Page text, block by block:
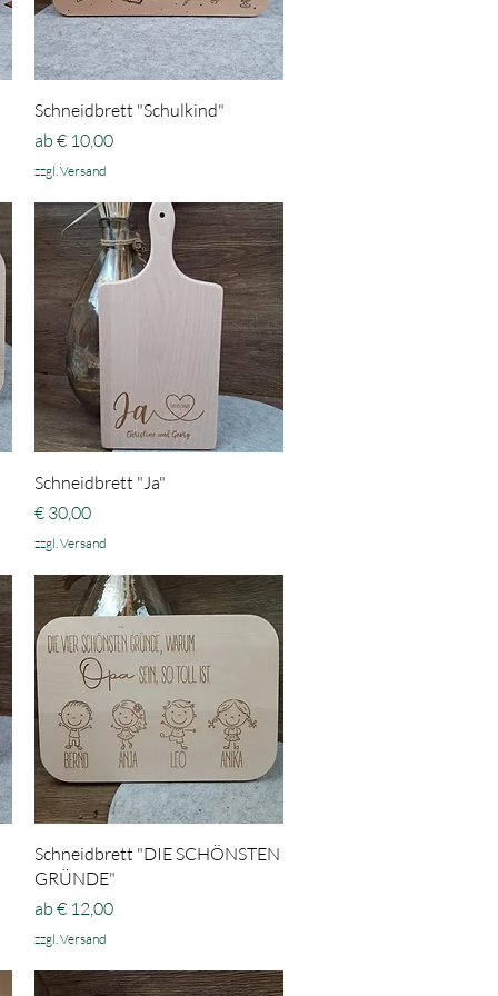
Schnellansicht
Schneidbrett "Schulkind"
ab € 10,00
Sale-Preis
zzgl. Versand
Schnellansicht
Schneidbrett "Ja"
Preis
€ 30,00
zzgl. Versand
Schnellansicht
Schneidbrett "DIE SCHÖNSTEN
GRÜNDE"
ab € 12,00
Sale-Preis
zzgl. Versand